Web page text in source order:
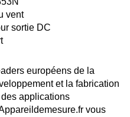
vent
sortie DC
européens de la
et la fabrication
applications
vous